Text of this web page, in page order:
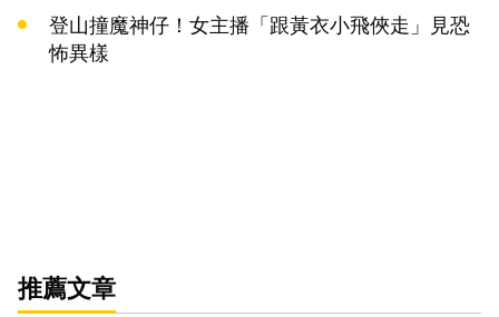
登山撞魔神仔！女主播「跟黃衣小飛俠走」見恐
怖異樣
推薦文章